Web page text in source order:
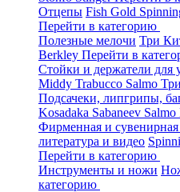
Отцепы Fish Gold
Перейти в категорию
Полезные мелочи Три
Berkley Перейти в
Стойки и держатели для
Middy Trabucco Salmo
Подсачеки, липгрипы,
Kosadaka Sabaneev Salmo
Фирменная и сувенирная
литература и видео
Перейти в категорию
Инструменты и ножи
категорию